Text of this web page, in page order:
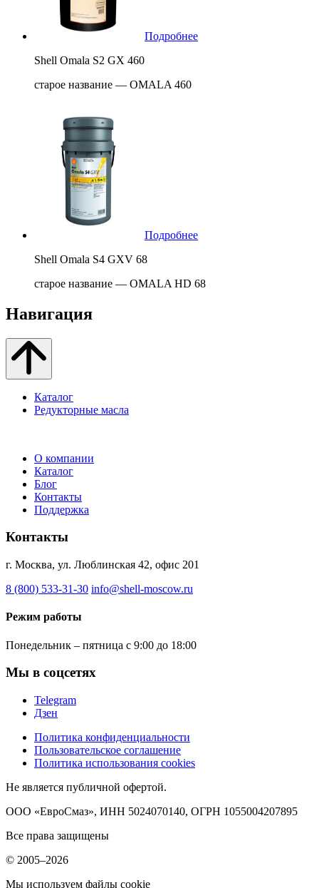
Подробнее
Shell Omala S2 GX 460
старое название — OMALA 460
Подробнее
Shell Omala S4 GXV 68
старое название — OMALA HD 68
Навигация
Каталог
Редукторные масла
О компании
Каталог
Блог
Контакты
Поддержка
Контакты
г. Москва, ул. Люблинская 42, офис 201
8 (800) 533-31-30 info@shell-moscow.ru
Режим работы
Понедельник – пятница с 9:00 до 18:00
Мы в соцсетях
Telegram
Дзен
Политика конфиденциальности
Пользовательское соглашение
Политика использования cookies
Не является публичной офертой.
ООО «ЕвроСмаз», ИНН 5024070140, ОГРН 1055004207895
Все права защищены
© 2005–2026
Мы используем файлы cookie